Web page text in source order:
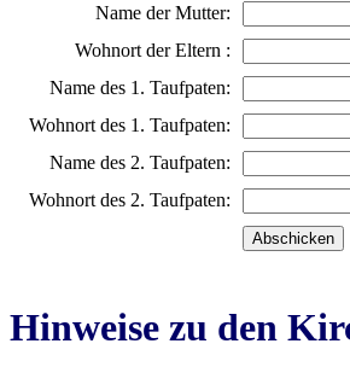
Name der Mutter:
Wohnort der Eltern :
Name des 1. Taufpaten:
Wohnort des 1. Taufpaten:
Name des 2. Taufpaten:
Wohnort des 2. Taufpaten:
Hinweise zu den